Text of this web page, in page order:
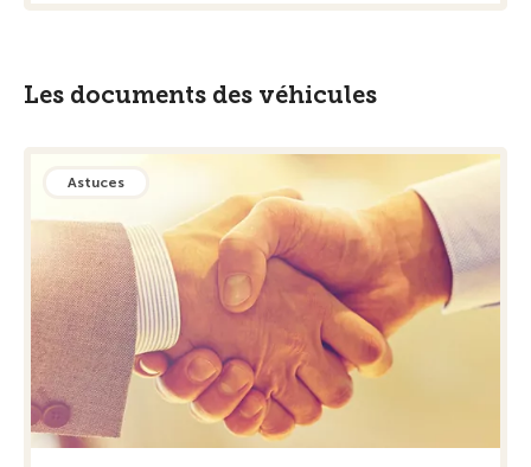
Les documents des véhicules
Astuces